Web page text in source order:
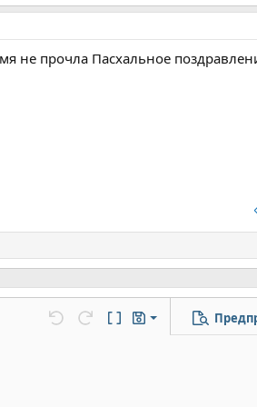
не прочла Пасхальное
Отменить
Повторить
Переключить режим
Черновики
Сохранить черновик